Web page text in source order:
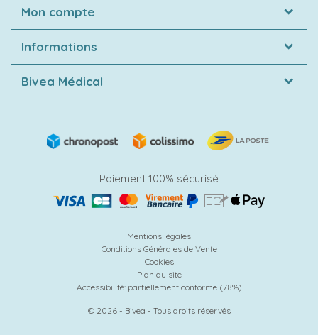
Mon compte
Informations
Bivea Médical
Paiement 100% sécurisé
Mentions légales
Conditions Générales de Vente
Cookies
Plan du site
Accessibilité: partiellement conforme (78%)
© 2026 - Bivea - Tous droits réservés